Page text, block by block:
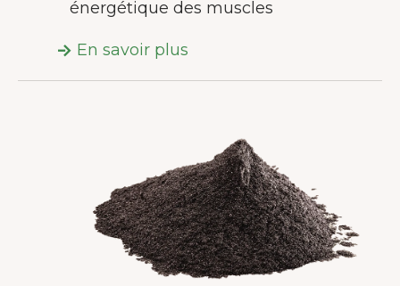
énergétique des muscles
En savoir plus